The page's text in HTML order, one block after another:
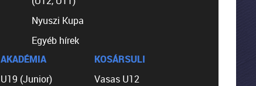
Nyuszi Kupa
Egyéb hírek
AKADÉMIA
U19 (Junior)
KOSÁRSULI
Vasas U12